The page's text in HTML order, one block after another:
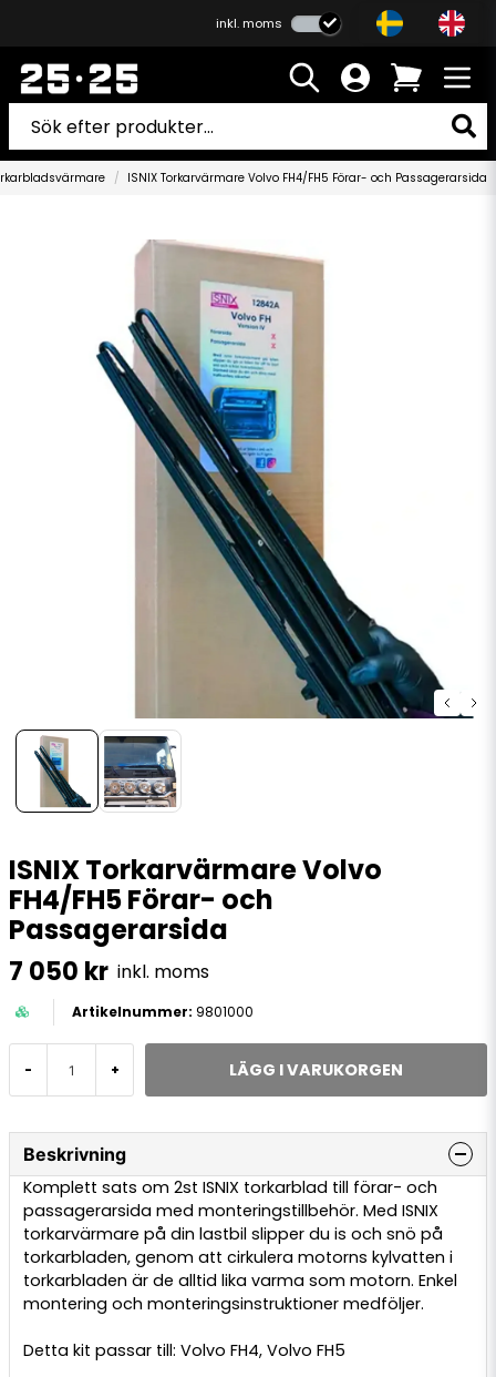
inkl. moms
ISNIX Torkarvärmare Volvo FH4/FH5 Förar- och Passagerarsida
ISNIX Torkarvärmare Volvo
FH4/FH5 Förar- och
Passagerarsida
7 050 kr inkl. moms
9801000
- + LÄGG I VARUKORGEN
Beskrivning
Komplett sats om 2st ISNIX torkarblad till förar- och
passagerarsida med monteringstillbehör. Med ISNIX
torkarvärmare på din lastbil slipper du is och snö på
torkarbladen, genom att cirkulera motorns kylvatten i
torkarbladen är de alltid lika varma som motorn. Enkel
montering och monteringsinstruktioner medföljer.
Detta kit passar till: Volvo FH4, Volvo FH5